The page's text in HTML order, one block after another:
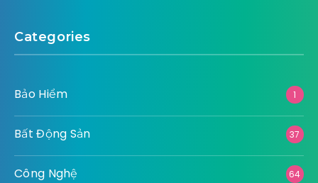
Categories
Bảo Hiểm 1
Bất Động Sản 37
Công Nghệ 64